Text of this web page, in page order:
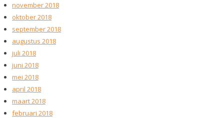
november 2018
oktober 2018
september 2018
augustus 2018
juli 2018
juni 2018
mei 2018
april 2018
maart 2018
februari 2018